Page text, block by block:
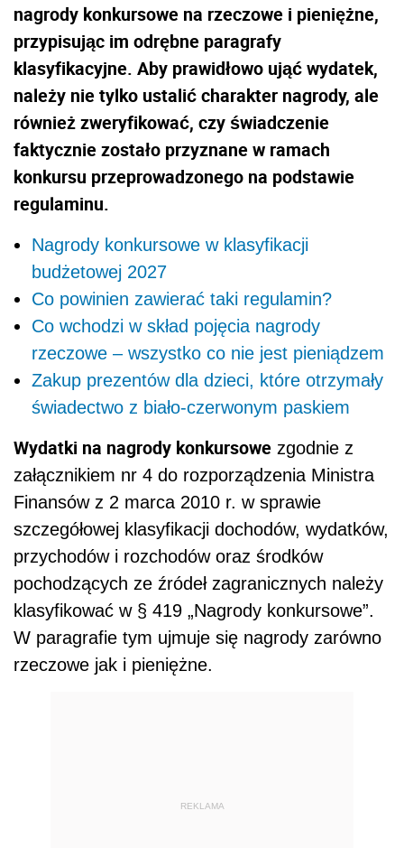
nagrody konkursowe na rzeczowe i pieniężne,
przypisując im odrębne paragrafy
klasyfikacyjne. Aby prawidłowo ująć wydatek,
należy nie tylko ustalić charakter nagrody, ale
również zweryfikować, czy świadczenie
faktycznie zostało przyznane w ramach
konkursu przeprowadzonego na podstawie
regulaminu.
Nagrody konkursowe w klasyfikacji
budżetowej 2027
Co powinien zawierać taki regulamin?
Co wchodzi w skład pojęcia nagrody
rzeczowe – wszystko co nie jest pieniądzem
Zakup prezentów dla dzieci, które otrzymały
świadectwo z biało-czerwonym paskiem
Wydatki na nagrody konkursowe zgodnie z
załącznikiem nr 4 do rozporządzenia Ministra
Finansów z 2 marca 2010 r. w sprawie
szczegółowej klasyfikacji dochodów, wydatków,
przychodów i rozchodów oraz środków
pochodzących ze źródeł zagranicznych należy
klasyfikować w § 419 „Nagrody konkursowe”.
W paragrafie tym ujmuje się nagrody zarówno
rzeczowe jak i pieniężne.
REKLAMA